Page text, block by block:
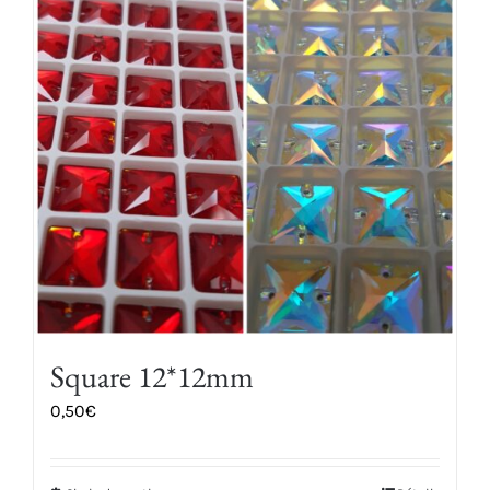
Les
options
peuvent
être
choisies
sur
la
page
du
produit
Square 12*12mm
0,50€